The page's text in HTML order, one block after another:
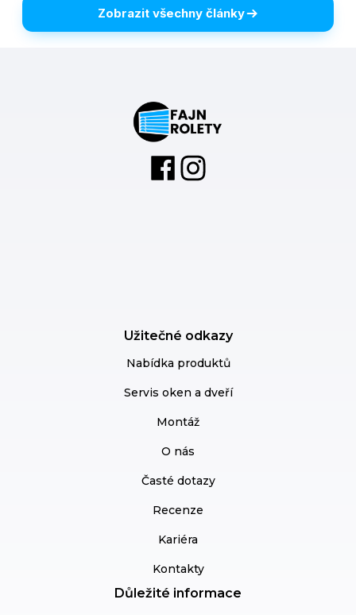
Zobrazit všechny články
Užitečné odkazy
Nabídka produktů
Servis oken a dveří
Montáž
O nás
Časté dotazy
Recenze
Kariéra
Kontakty
Důležité informace